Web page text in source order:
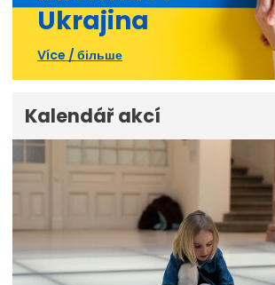
Ukrajina
Více / більше
Kalendář akcí